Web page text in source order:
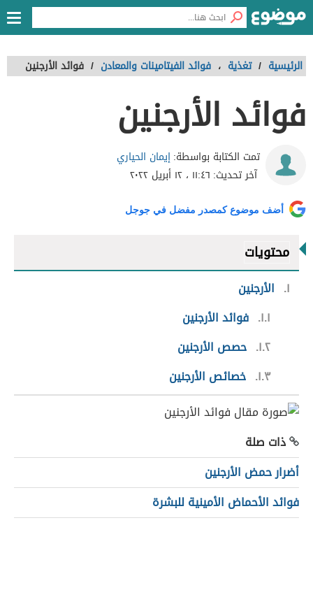
الرئيسية / تغذية ، فوائد الفيتامينات والمعادن / فوائد الأرجنين
فوائد الأرجنين
تمت الكتابة بواسطة:إيمان الحياري
آخر تحديث: ١١:٤٦ ، ١٢ أبريل ٢٠٢٢
أضف موضوع كمصدر مفضل في جوجل
محتويات
١
الأرجنين
١.١ فوائد الأرجنين
١.٢ حصص الأرجنين
١.٣ خصائص الأرجنين
ذات صلة
أضرار حمض الأرجنين
فوائد الأحماض الأمينية للبشرة